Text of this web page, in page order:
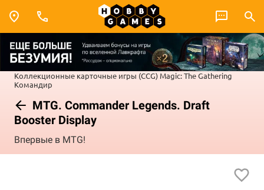
Коллекционные карточные игры (CCG) Magic: The Gathering
Командир
MTG. Commander Legends. Draft
Booster Display
Впервые в MTG!